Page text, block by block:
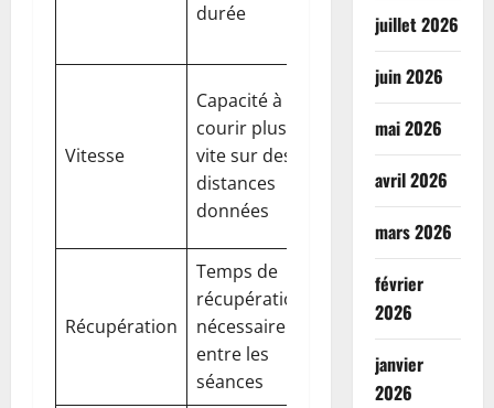
durée
des sorties
régulières
Vitesse
Capacité à
courir plus
vite sur des
distances
données
Acquise par
des séances
fractionné et
au seuil
Récupération
Temps de
récupération
nécessaire
entre les
séances
Préserve les
tissus et
évite les
blessures
juillet 2026
juin 2026
mai 2026
avril 2026
mars 2026
février
2026
janvier
2026